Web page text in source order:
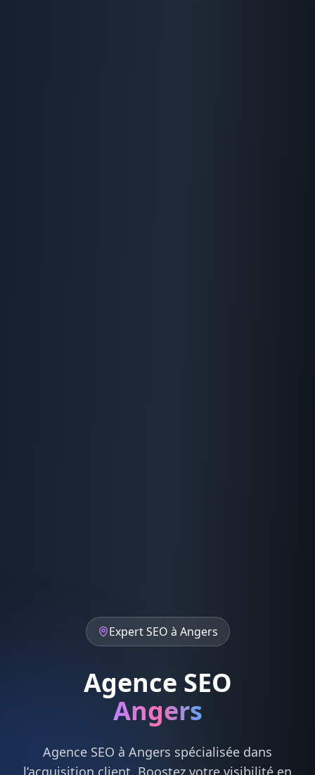
ExpertSEO à Angers
Agence SEO
Angers
Agence SEO à Angers spécialisée dans
l’acquisition client. Boostez votre visibilité en